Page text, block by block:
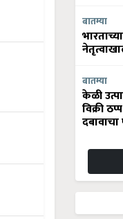
बातम्या
बातम्या
केळी
विक्री